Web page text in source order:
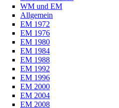
WM und EM
Allgemein
EM 1972
EM 1976
EM 1980
EM 1984
EM 1988
EM 1992
EM 1996
EM 2000
EM 2004
EM 2008